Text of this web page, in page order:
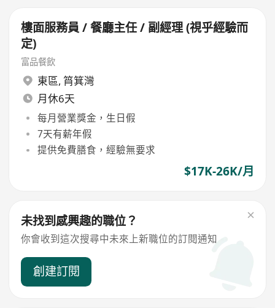
樓面服務員 / 餐廳主任 / 副經理 (視乎經驗而
定)
富品餐飲
東區, 筲箕灣
月休6天
每月營業獎金，生日假
7天有薪年假
提供免費膳食，經驗無要求
$17K-26K/月
未找到感興趣的職位？
你會收到這次搜尋中未來上新職位的訂閱通知
創建訂閱